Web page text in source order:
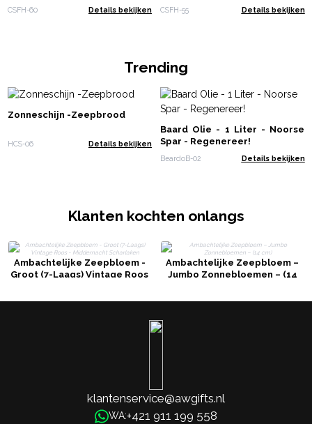
CSFH-60 Details bekijken CSFH-55 Details bekijken
Trending
Zonneschijn -Zeepbrood
HCS-06 Details bekijken
Baard Olie - 1 Liter - Noorse
Spar - Regenereer!
BeardoB-02 Details bekijken
Klanten kochten onlangs
Ambachtelijke Zeepbloem -
Groot (7-Laags) Vintage Roos
Ambachtelijke Zeepbloem –
Jumbo Zonnebloemen – (14
klantenservice@awgifts.nl
WA:+421 911 199 558